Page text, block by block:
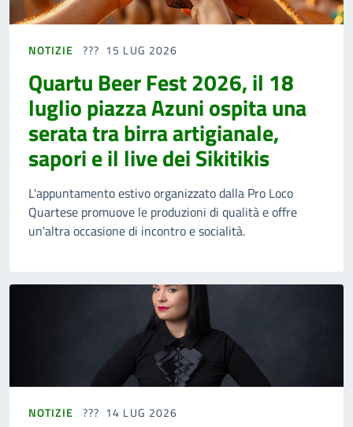
NOTIZIE 15 LUG 2026
Quartu Beer Fest 2026, il 18
luglio piazza Azuni ospita una
serata tra birra artigianale,
sapori e il live dei Sikitikis
L'appuntamento estivo organizzato dalla Pro Loco
Quartese promuove le produzioni di qualità e offre
un'altra occasione di incontro e socialità.
NOTIZIE 14 LUG 2026